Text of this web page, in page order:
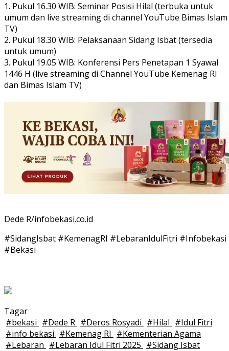
1. Pukul 16.30 WIB: Seminar Posisi Hilal (terbuka untuk
umum dan live streaming di channel YouTube Bimas Islam
TV)
2. Pukul 18.30 WIB: Pelaksanaan Sidang Isbat (tersedia
untuk umum)
3. Pukul 19.05 WIB: Konferensi Pers Penetapan 1 Syawal
1446 H (live streaming di Channel YouTube Kemenag RI
dan Bimas Islam TV)
Dede R/infobekasi.co.id
#SidangIsbat #KemenagRI #LebaranIdulFitri #Infobekasi
#Bekasi
Tagar
#bekasi #Dede R #Deros Rosyadi #Hilal #Idul Fitri
#info bekasi #Kemenag RI #Kementerian Agama
#Lebaran #Lebaran Idul Fitri 2025 #Sidang Isbat